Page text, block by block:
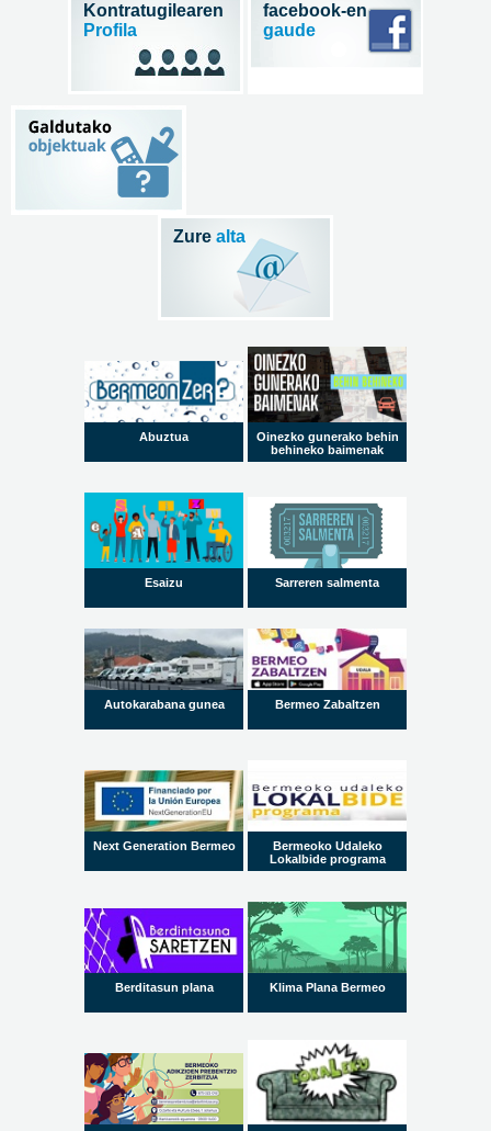
Abuztua
Oinezko gunerako behin
behineko baimenak
Esaizu Sarreren salmenta
Autokarabana gunea Bermeo Zabaltzen
Next Generation Bermeo
Bermeoko Udaleko
Lokalbide programa
Berditasun plana Klima Plana Bermeo
Kontratugilearen
Profila
facebook-en
gaude
Zure alta